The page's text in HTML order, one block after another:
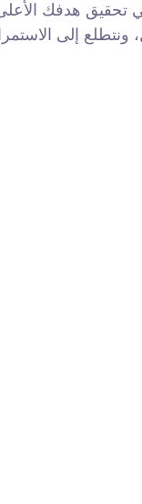
تحقيق هدفك
ونتطلع إلى